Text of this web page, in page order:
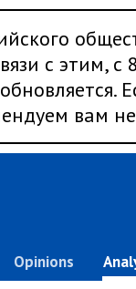
с этим,
вам
Opinions